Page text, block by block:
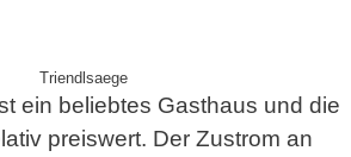
Triendlsaege
ein beliebtes Gasthaus und die
preiswert. Der Zustrom an